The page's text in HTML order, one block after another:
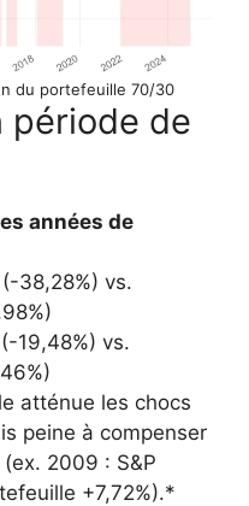
du portefeuille 70/30
période de
années de
38,28%) vs.
19,48%) vs.
atténue les chocs
peine à compenser
2009 : S&P
+7,72%).*